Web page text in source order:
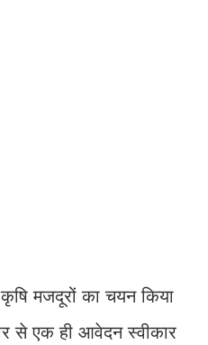
मजदूरों का चयन किया
से एक ही आवेदन स्वीकार